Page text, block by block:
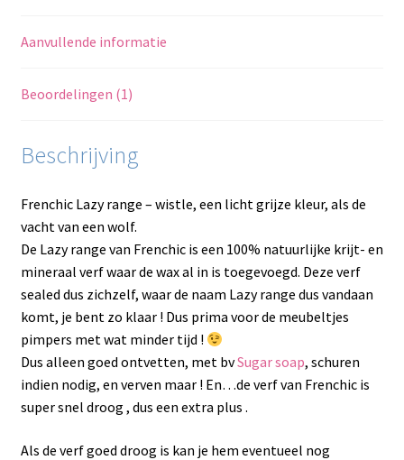
Aanvullende informatie
Beoordelingen (1)
Beschrijving
Frenchic Lazy range – wistle, een licht grijze kleur, als de
vacht van een wolf.
De Lazy range van Frenchic is een 100% natuurlijke krijt- en
mineraal verf waar de wax al in is toegevoegd. Deze verf
sealed dus zichzelf, waar de naam Lazy range dus vandaan
komt, je bent zo klaar ! Dus prima voor de meubeltjes
pimpers met wat minder tijd !
Dus alleen goed ontvetten, met bvSugar soap, schuren
indien nodig, en verven maar ! En…de verf van Frenchic is
super snel droog , dus een extra plus .
Als de verf goed droog is kan je hem eventueel nog